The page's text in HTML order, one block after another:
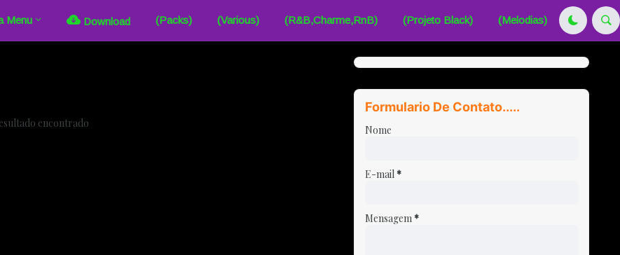
Menu Download (Packs) (Various) (R&B,Charme,RnB) (Projeto Black) (Melodias)
encontrado
Formulario De Contato.....
Nome
E-mail *
Mensagem *